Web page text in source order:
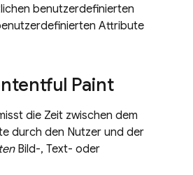
benutzerdefinierten
Attribute
Paint
die Zeit zwischen dem
durch den Nutzer und der
Bild-, Text- oder